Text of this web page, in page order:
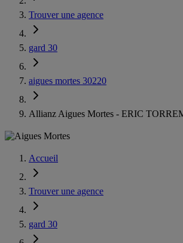
Trouver une agence
gard 30
aigues mortes 30220
Allianz Aigues Mortes - ERIC
Accueil
Trouver une agence
gard 30